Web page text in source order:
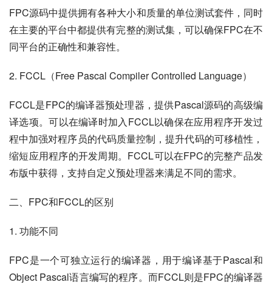
FPC源码中提供拥有各种大小和质量的单位测试套件，同时
在主要的平台中都提供有完整的测试集，可以确保FPC在不
同平台的正确性和兼容性。
2. FCCL（Free Pascal Compiler Controlled Language）
FCCL是FPC的编译器预处理器，提供Pascal源码的高级编
译选项。可以在编译时加入FCCL以确保在应用程序开发过
程中加强对程序员的代码质量控制，提升代码的可移植性，
缩短应用程序的开发周期。FCCL可以在FPC的完整产品发
布版中获得，支持自定义预处理器来满足不同的需求。
二、FPC和FCCL的区别
1. 功能不同
FPC是一个可独立运行的编译器，用于编译基于Pascal和
Object Pascal语言编写的程序。而FCCL则是FPC的编译器